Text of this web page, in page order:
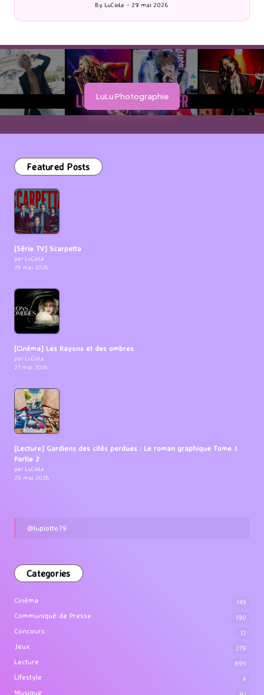
Posted
by
By LuCioLe 29 mai 2026
LuLu Photographie
Featured Posts
[Série TV] Scarpetta
par LuCioLe
29 mai 2026
[Cinéma] Les Rayons et des ombres
par LuCioLe
27 mai 2026
[Lecture] Gardiens des cités perdues : Le roman graphique Tome 1
Partie 2
par LuCioLe
25 mai 2026
@lupiotte79
Categories
Cinéma 749
Communiqué de Presse 190
Concours 12
Jeux 279
Lecture 895
Lifestyle 4
Musique